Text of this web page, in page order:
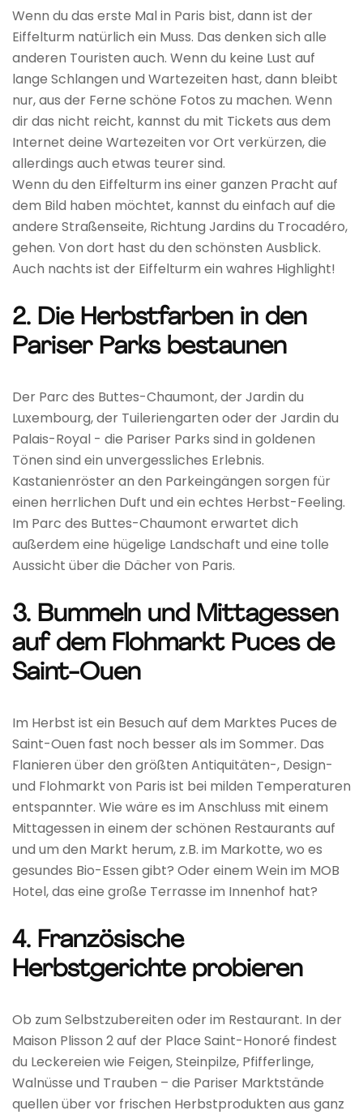
Wenn du das erste Mal in Paris bist, dann ist der
Eiffelturm natürlich ein Muss. Das denken sich alle
anderen Touristen auch. Wenn du keine Lust auf
lange Schlangen und Wartezeiten hast, dann bleibt
nur, aus der Ferne schöne Fotos zu machen. Wenn
dir das nicht reicht, kannst du mit Tickets aus dem
Internet deine Wartezeiten vor Ort verkürzen, die
allerdings auch etwas teurer sind.
Wenn du den Eiffelturm ins einer ganzen Pracht auf
dem Bild haben möchtet, kannst du einfach auf die
andere Straßenseite, Richtung Jardins du Trocadéro,
gehen. Von dort hast du den schönsten Ausblick.
Auch nachts ist der Eiffelturm ein wahres Highlight!
2. Die Herbstfarben in den
Pariser Parks bestaunen
Der Parc des Buttes-Chaumont, der Jardin du
Luxembourg, der Tuileriengarten oder der Jardin du
Palais-Royal - die Pariser Parks sind in goldenen
Tönen sind ein unvergessliches Erlebnis.
Kastanienröster an den Parkeingängen sorgen für
einen herrlichen Duft und ein echtes Herbst-Feeling.
Im Parc des Buttes-Chaumont erwartet dich
außerdem eine hügelige Landschaft und eine tolle
Aussicht über die Dächer von Paris.
3. Bummeln und Mittagessen
auf dem Flohmarkt Puces de
Saint-Ouen
Im Herbst ist ein Besuch auf dem Marktes Puces de
Saint-Ouen fast noch besser als im Sommer. Das
Flanieren über den größten Antiquitäten-, Design-
und Flohmarkt von Paris ist bei milden Temperaturen
entspannter. Wie wäre es im Anschluss mit einem
Mittagessen in einem der schönen Restaurants auf
und um den Markt herum, z.B. im Markotte, wo es
gesundes Bio-Essen gibt? Oder einem Wein im MOB
Hotel, das eine große Terrasse im Innenhof hat?
4. Französische
Herbstgerichte probieren
Ob zum Selbstzubereiten oder im Restaurant. In der
Maison Plisson 2 auf der Place Saint-Honoré findest
du Leckereien wie Feigen, Steinpilze, Pfifferlinge,
Walnüsse und Trauben – die Pariser Marktstände
quellen über vor frischen Herbstprodukten aus ganz